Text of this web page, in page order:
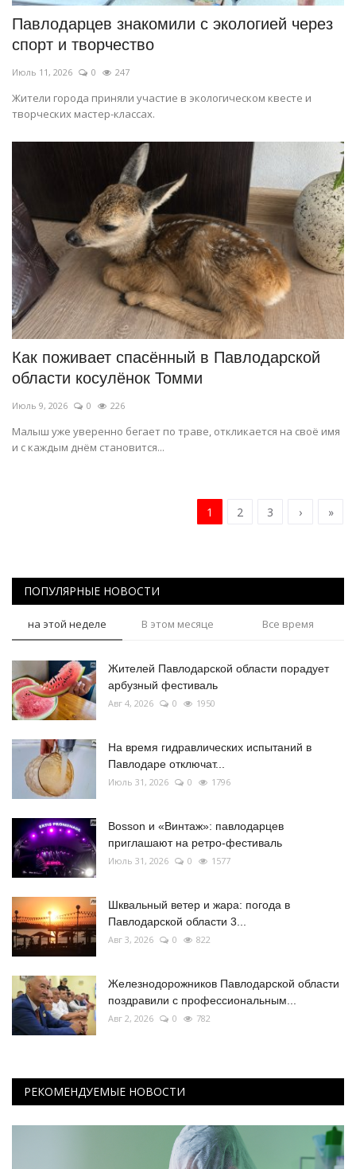
Павлодарцев знакомили с экологией через
спорт и творчество
Июль 11, 2026 0 247
Жители города приняли участие в экологическом квесте и
творческих мастер-классах.
Как поживает спасённый в Павлодарской
области косулёнок Томми
Июль 9, 2026 0 226
Малыш уже уверенно бегает по траве, откликается на своё имя
и с каждым днём становится...
1 2 3 › »
ПОПУЛЯРНЫЕ НОВОСТИ
на этой неделе В этом месяце Все время
Жителей Павлодарской области порадует
арбузный фестиваль
Авг 4, 2026 0 1950
На время гидравлических испытаний в
Павлодаре отключат...
Июль 31, 2026 0 1796
Bosson и «Винтаж»: павлодарцев
приглашают на ретро-фестиваль
Июль 31, 2026 0 1577
Шквальный ветер и жара: погода в
Павлодарской области 3...
Авг 3, 2026 0 822
Железнодорожников Павлодарской области
поздравили с профессиональным...
Авг 2, 2026 0 782
РЕКОМЕНДУЕМЫЕ НОВОСТИ